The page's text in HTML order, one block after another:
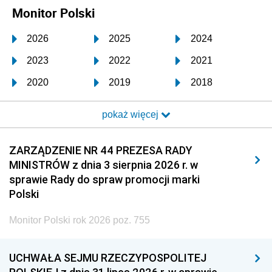
Monitor Polski
2026 2025 2024
2023 2022 2021
2020 2019 2018
2017 2016 2015
2014 2013 2012
2011 2010 2009
2008 2007 2006
2005
1996 1995 1994
pokaż więcej
ZARZĄDZENIE NR 44 PREZESA RADY
MINISTRÓW z dnia 3 sierpnia 2026 r. w
sprawie Rady do spraw promocji marki
Polski
Monitor Polski rok 2026 poz. 755
UCHWAŁA SEJMU RZECZYPOSPOLITEJ